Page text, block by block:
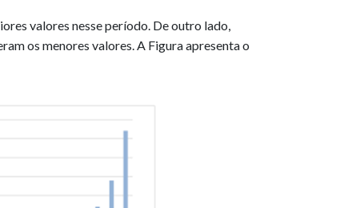
valores nesse período. De outro lado,
os menores valores. A Figura apresenta o